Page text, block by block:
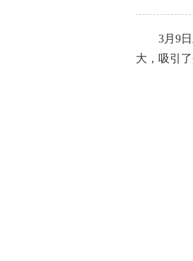
3月9日上
大，吸引